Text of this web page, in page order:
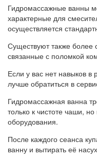
Гидромассажные ванны
характерные для
осуществляется
Существуют также более
связанные с поломкой
Если у вас нет навыков в
лучше обратиться в
Гидромассажная ванна
только к чистоте чаши,
оборудования.
После каждого сеанса
ванну и вытирать её